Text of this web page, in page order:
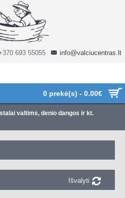
0 prekė(s) - 0.00€
693 55055 info@valciucentras.lt
valtims, denio dangos ir kt.
Išvalyti